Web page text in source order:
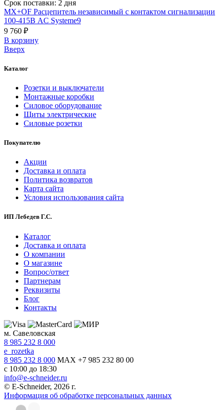
Срок поставки: 2 дня
MX+OF Расцепитель независимый с контактом сигнализации
100-415В AC Systeme9
9 760 ₽
В корзинy
Вверх
Каталог
Розетки и выключатели
Монтажные коробки
Силовое оборудование
Щиты электрические
Силовые розетки
Покупателю
Акции
Доставка и оплата
Политика возвратов
Карта сайта
Условия использования сайта
ИП Лебедев Г.С.
Каталог
Доставка и оплата
О компании
О магазине
Вопрос/ответ
Партнерам
Реквизиты
Блог
Контакты
м. Савеловская
8 985 232 8 000
e_rozetka
8 985 232 8 000 MAX +7 985 232 80 00
с 10:00 до 18:30
info@e-schneider.ru
© E-Schneider, 2026 г.
Информация об обработке персональных данных